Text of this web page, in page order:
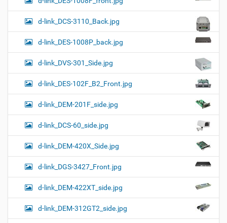
d-link_DCS-3110_Back.jpg
d-link_DES-1008P_back.jpg
d-link_DVS-301_Side.jpg
d-link_DES-102F_B2_Front.jpg
d-link_DEM-201F_side.jpg
d-link_DCS-60_side.jpg
d-link_DEM-420X_Side.jpg
d-link_DGS-3427_Front.jpg
d-link_DEM-422XT_side.jpg
d-link_DEM-312GT2_side.jpg